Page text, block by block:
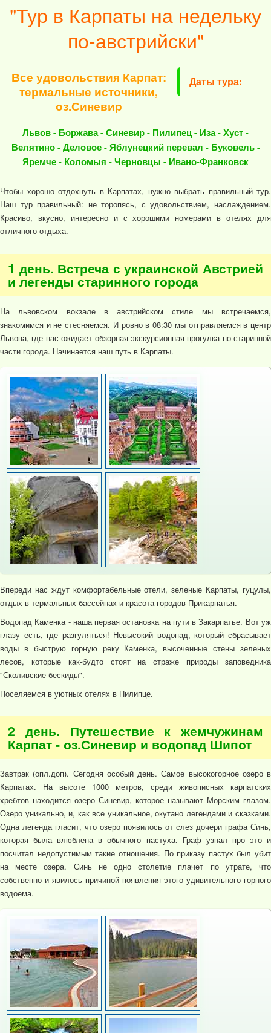
"Тур в Карпаты на недельку
по-австрийски"
Даты тура:
Все удовольствия Карпат:
термальные источники,
оз.Синевир
Львов - Боржава - Синевир - Пилипец - Иза - Хуст -
Велятино - Деловое - Яблунецкий перевал - Буковель -
Яремче - Коломыя - Черновцы - Ивано-Франковск
Чтобы хорошо отдохнуть в Карпатах, нужно выбрать правильный тур.
Наш тур правильный: не торопясь, с удовольствием, наслаждением.
Красиво, вкусно, интересно и с хорошими номерами в отелях для
отличного отдыха.
1 день. Встреча с украинской Австрией
и легенды старинного города
На львовском вокзале в австрийском стиле мы встречаемся,
знакомимся и не стесняемся. И ровно в 08:30 мы отправляемся в центр
Львова, где нас ожидает обзорная экскурсионная прогулка по старинной
части города. Начинается наш путь в Карпаты.
Впереди нас ждут комфортабельные отели, зеленые Карпаты, гуцулы,
отдых в термальных бассейнах и красота городов Прикарпатья.
Водопад Каменка - наша первая остановка на пути в Закарпатье. Вот уж
глазу есть, где разгуляться! Невысокий водопад, который сбрасывает
воды в быструю горную реку Каменка, высоченные стены зеленых
лесов, которые как-будто стоят на страже природы заповедника
"Сколивские бескиды".
Поселяемся в уютных отелях в Пилипце.
2 день. Путешествие к жемчужинам
Карпат - оз.Синевир и водопад Шипот
Завтрак (опл.доп). Сегодня особый день. Самое высокогорное озеро в
Карпатах. На высоте 1000 метров, среди живописных карпатских
хребтов находится озеро Синевир, которое называют Морским глазом.
Озеро уникально, и, как все уникальное, окутано легендами и сказками.
Одна легенда гласит, что озеро появилось от слез дочери графа Синь,
которая была влюблена в обычного пастуха. Граф узнал про это и
посчитал недопустимым такие отношения. По приказу пастух был убит
на месте озера. Синь не одно столетие плачет по утрате, что
собственно и явилось причиной появления этого удивительного горного
водоема.